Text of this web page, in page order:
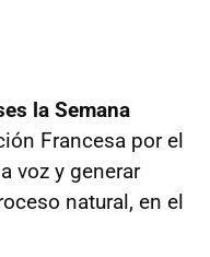
la Semana
Francesa por el
voz y generar
natural, en el